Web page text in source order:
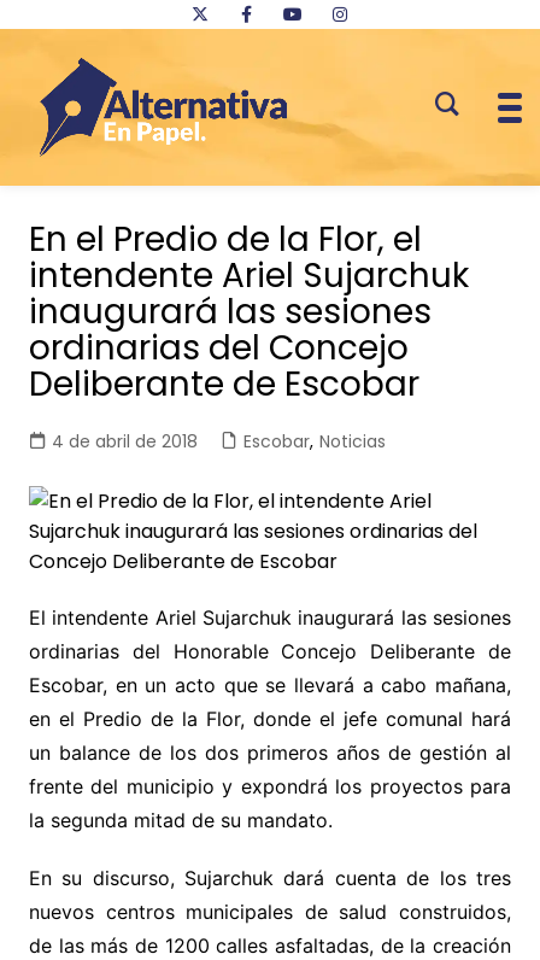
contenido
En el Predio de la Flor, el
intendente Ariel Sujarchuk
inaugurará las sesiones
ordinarias del Concejo
Deliberante de Escobar
4 de abril de 2018 Escobar, Noticias
El intendente Ariel Sujarchuk inaugurará las sesiones
ordinarias del Honorable Concejo Deliberante de
Escobar, en un acto que se llevará a cabo mañana,
en el Predio de la Flor, donde el jefe comunal hará
un balance de los dos primeros años de gestión al
frente del municipio y expondrá los proyectos para
la segunda mitad de su mandato.
En su discurso, Sujarchuk dará cuenta de los tres
nuevos centros municipales de salud construidos,
de las más de 1200 calles asfaltadas, de la creación